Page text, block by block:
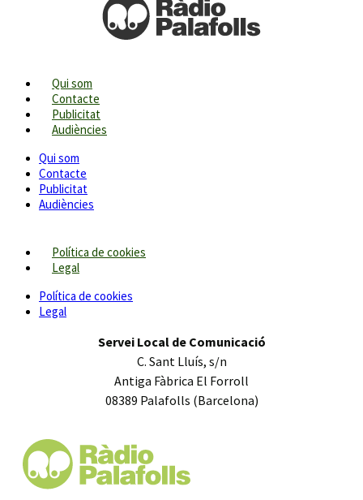
Qui som
Contacte
Publicitat
Audiències
Qui som
Contacte
Publicitat
Audiències
Política de cookies
Legal
Política de cookies
Legal
Servei Local de Comunicació
C. Sant Lluís, s/n
Antiga Fàbrica El Forroll
08389 Palafolls (Barcelona)